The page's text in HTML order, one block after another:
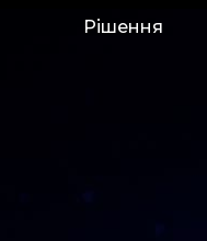
Рішення